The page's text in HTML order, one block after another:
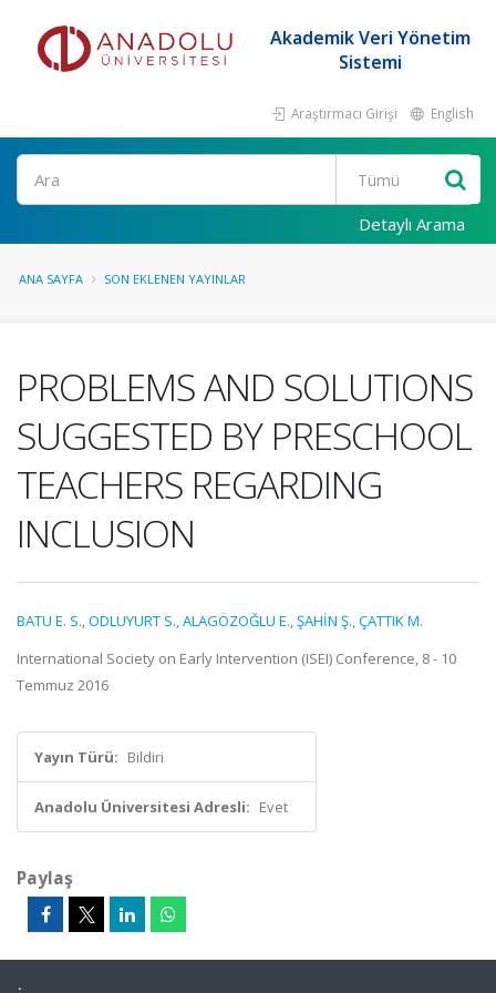
Akademik Veri Yönetim
Sistemi
Araştırmacı Girişi English
Ara
Detaylı Arama
ANA SAYFA SON EKLENEN YAYINLAR
PROBLEMS AND SOLUTIONS
SUGGESTED BY PRESCHOOL
TEACHERS REGARDING
INCLUSION
BATU E. S.,ODLUYURT S.,ALAGÖZOĞLU E.,ŞAHİN Ş.,ÇATTIK M.
International Society on Early Intervention (ISEI) Conference, 8 - 10
Temmuz 2016
Yayın Türü: Bildiri
Anadolu Üniversitesi Adresli: Evet
Paylaş